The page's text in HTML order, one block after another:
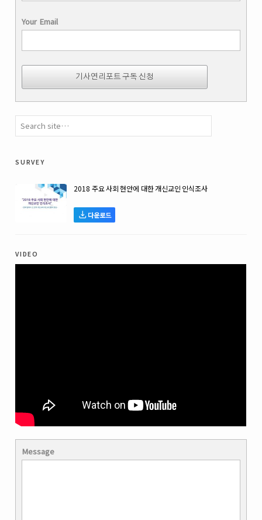
Your Email
survey
2018 주요 사회 현안에 대한 개신교인 인식조사
다운로드
video
Message